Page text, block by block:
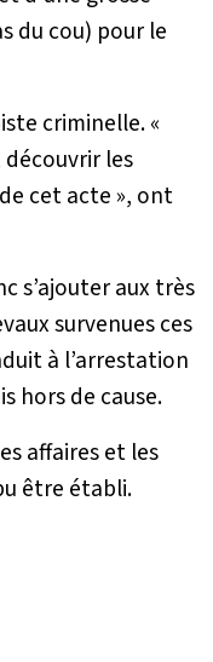
du cou) pour le
criminelle. «
découvrir les
cet acte », ont
s’ajouter aux très
survenues ces
à l’arrestation
hors de cause.
affaires et les
être établi.